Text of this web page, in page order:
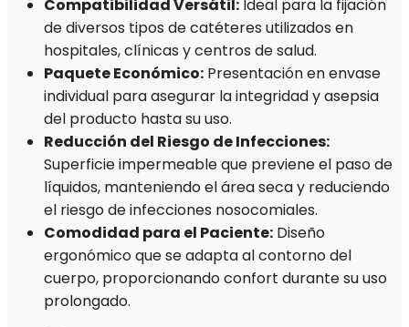
Compatibilidad Versátil: Ideal para la fijación
de diversos tipos de catéteres utilizados en
hospitales, clínicas y centros de salud.
Paquete Económico: Presentación en envase
individual para asegurar la integridad y asepsia
del producto hasta su uso.
Reducción del Riesgo de Infecciones:
Superficie impermeable que previene el paso de
líquidos, manteniendo el área seca y reduciendo
el riesgo de infecciones nosocomiales.
Comodidad para el Paciente: Diseño
ergonómico que se adapta al contorno del
cuerpo, proporcionando confort durante su uso
prolongado.